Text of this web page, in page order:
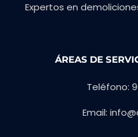
Expertos en
ÁREAS DE
Teléfono:
Email: